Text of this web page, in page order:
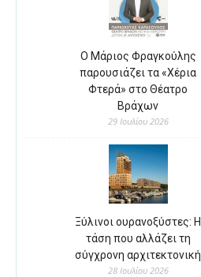
Ο Μάριος Φραγκούλης
παρουσιάζει τα «Χέρια
Φτερά» στο Θέατρο
Βράχων
29 Ιουλίου 2026
Ξύλινοι ουρανοξύστες: Η
τάση που αλλάζει τη
σύγχρονη αρχιτεκτονική
28 Ιουλίου 2026